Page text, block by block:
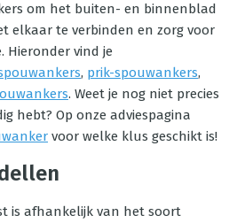
om het buiten- en binnenblad
elkaar te verbinden en zorg voor
Hieronder vind je
, prik-spouwankers,
. Weet je nog niet precies
hebt? Op onze adviespagina
voor welke klus geschikt is!
is afhankelijk van het soort